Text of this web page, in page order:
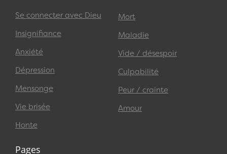
Se connecter avec Dieu
Insignifiance
Anxiété
Dépression
Mensonge
Vie brisée
Honte
Mort
Maladie
Vide / désespoir
Culpabilité
Peur / crainte
Amour
Pages